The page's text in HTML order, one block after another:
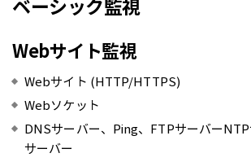
ベーシック監視
Webサイト監視
Webサイト (HTTP/HTTPS)
Webソケット
DNSサーバー、Ping、FTPサーバー
サーバー